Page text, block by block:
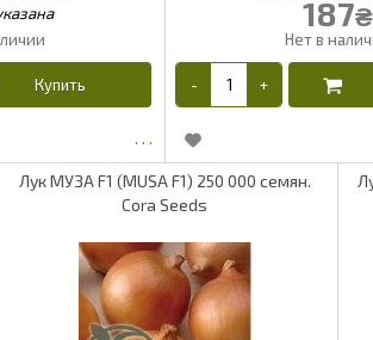
187₴
Лук МУЗА F1 (MUSA F1) 250 000 семян.
Cora Seeds